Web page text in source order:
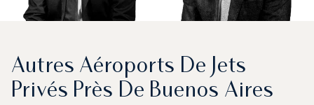
Autres Aéroports De Jets
Privés Près De Buenos Aires